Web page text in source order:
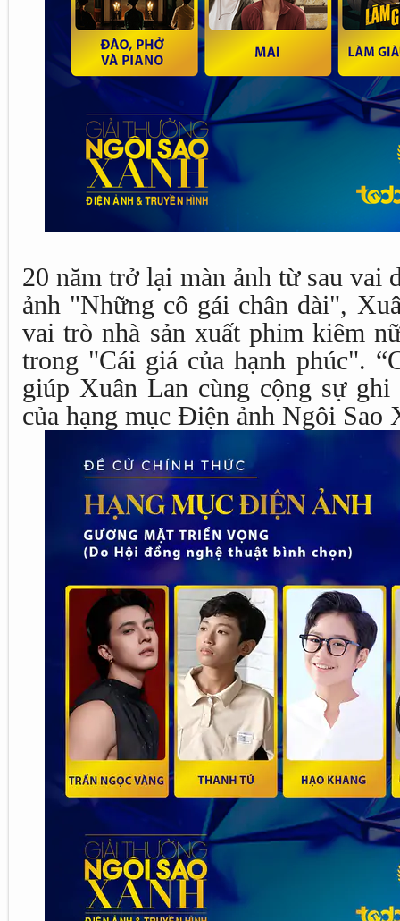
20 năm trở lại màn ảnh từ sau vai
ảnh "Những cô gái chân dài",
vai trò nhà sản xuất phim kiêm
trong "Cái giá của hạnh phúc".
giúp Xuân Lan cùng cộng sự ghi
của hạng mục Điện ảnh Ngôi Sao